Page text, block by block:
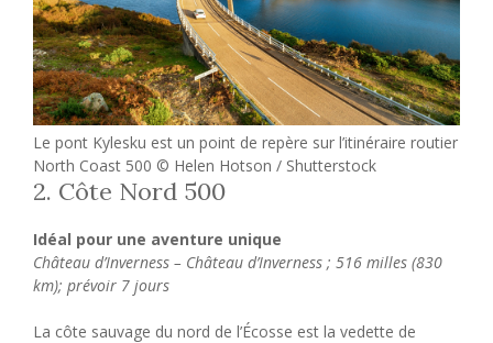
Le pont Kylesku est un point de repère sur l’itinéraire routier
North Coast 500 © Helen Hotson / Shutterstock
2. Côte Nord 500
Idéal pour une aventure unique
Château d’Inverness – Château d’Inverness ; 516 milles (830
km); prévoir 7 jours
La côte sauvage du nord de l’Écosse est la vedette de